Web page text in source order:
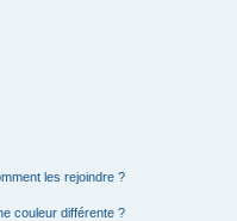
les rejoindre ?
couleur différente ?